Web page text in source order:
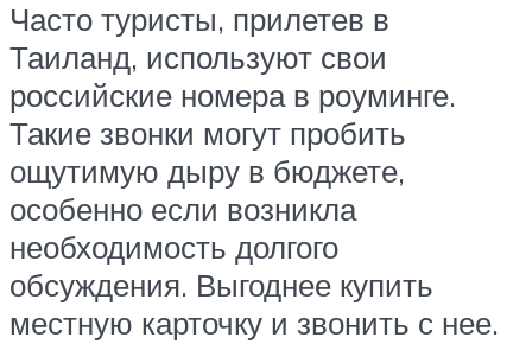
Часто туристы, прилетев в
Таиланд, используют свои
российские номера в роуминге.
Такие звонки могут пробить
ощутимую дыру в бюджете,
особенно если возникла
необходимость долгого
обсуждения. Выгоднее купить
местную карточку и звонить с нее.